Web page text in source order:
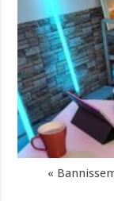
«